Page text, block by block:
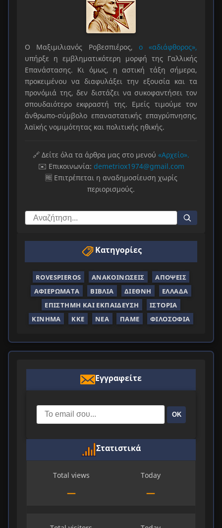
Ο Μαξιμιλιανός Ροβεσπιέρος, ο «αδιάφθορος»,
υπήρξε η εμβληματικότερη μορφή της Γαλλικής
Επανάστασης. Κι όμως, η αστική τάξη σήμερα,
προκειμένου να διαφυλάξει την εξουσία και τα
προνόμιά της, δεν διστάζει να συκοφαντήσει τον
σπουδαιότερο εκφραστή της. Εμείς τιμούμε τον
άνθρωπο-σύμβολο επαναστατικής επαγρύπνησης,
λαϊκής νομιμότητας και πολιτικής ηθικής.
🔗 Δείτε όλα τα άρθρα μας στο μενού «Αρχείο».
✉️ Επικοινωνία: demetriox1974@gmail.com
🆓 Επιτρέπεται η αναδημοσίευση χωρίς
περιορισμούς.
Κατηγορίες
ROVESPIEROS ΑΝΑΚΟΙΝΏΣΕΙΣ
ΑΠΌΨΕΙΣ
ΑΦΙΕΡΏΜΑΤΑ
ΒΙΒΛΊΑ ΔΙΕΘΝΉ
ΕΛΛΆΔΑ
ΕΠΙΣΤΉΜΗ ΚΑΙ ΕΚΠΑΊΔΕΥΣΗ
ΙΣΤΟΡΊΑ
ΚΊΝΗΜΑ
ΚΚΕ ΝΈΑ ΠΑΜΕ ΦΙΛΟΣΟΦΊΑ
Εγγραφείτε
ΟΚ
Στατιστικά
Total views
—
Today
—